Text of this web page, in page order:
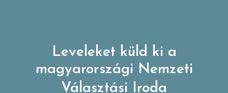
Leveleket küld ki a
magyarországi Nemzeti
Választási Iroda